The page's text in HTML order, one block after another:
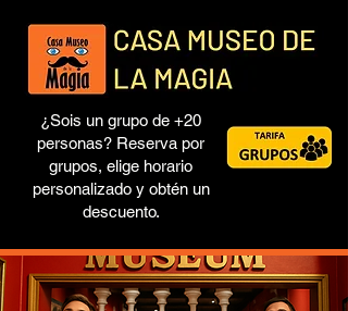
¿Sois un grupo de +20
personas? Reserva por
grupos, elige horario
personalizado y obtén un
descuento.